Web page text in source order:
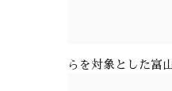
らを対象とした富